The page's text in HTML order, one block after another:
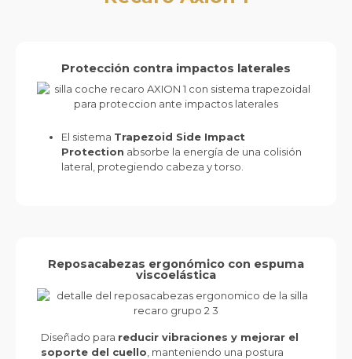
Protección contra impactos laterales
El sistema Trapezoid Side Impact
Protection absorbe la energía de una colisión
lateral, protegiendo cabeza y torso.
Reposacabezas ergonómico con espuma
viscoelástica
Diseñado para reducir vibraciones y mejorar el
soporte del cuello , manteniendo una postura